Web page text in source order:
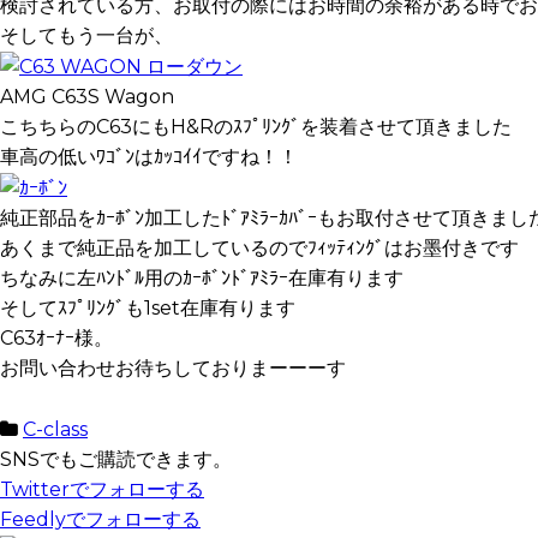
検討されている方、お取付の際にはお時間の余裕がある時で
そしてもう一台が、
AMG C63S Wagon
こちちらのC63にもH&Rのｽﾌﾟﾘﾝｸﾞを装着させて頂きました
車高の低いﾜｺﾞﾝはｶｯｺｲｲですね！！
純正部品をｶｰﾎﾞﾝ加工したﾄﾞｱﾐﾗｰｶﾊﾞｰもお取付させて頂きまし
あくまで純正品を加工しているのでﾌｨｯﾃｨﾝｸﾞはお墨付きです
ちなみに左ﾊﾝﾄﾞﾙ用のｶｰﾎﾞﾝﾄﾞｱﾐﾗｰ在庫有ります
そしてｽﾌﾟﾘﾝｸﾞも1set在庫有ります
C63ｵｰﾅｰ様。
お問い合わせお待ちしておりまーーーす
C-class
SNSでもご購読できます。
Twitterでフォローする
Feedlyでフォローする